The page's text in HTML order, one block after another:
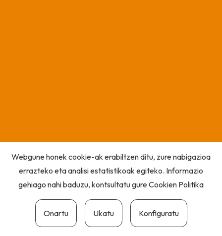
Webgune honek cookie-ak erabiltzen ditu, zure nabigazioa
errazteko eta analisi estatistikoak egiteko. Informazio
gehiago nahi baduzu, kontsultatu gureCookien Politika
Onartu Ukatu Konfiguratu